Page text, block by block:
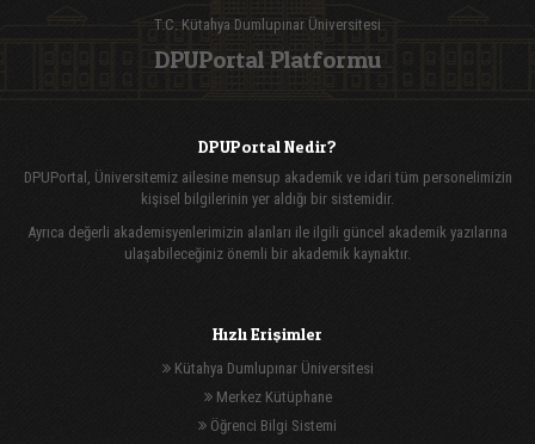
T.C. Kütahya Dumlupınar Üniversitesi
DPUPortal Platformu
DPUPortal Nedir?
DPUPortal, Üniversitemiz ailesine mensup akademik ve idari tüm personelimizin
kişisel bilgilerinin yer aldığı bir sistemidir.
Ayrıca değerli akademisyenlerimizin alanları ile ilgili güncel akademik yazılarına
ulaşabileceğiniz önemli bir akademik kaynaktır.
Hızlı Erişimler
Kütahya Dumlupınar Üniversitesi
Merkez Kütüphane
Öğrenci Bilgi Sistemi